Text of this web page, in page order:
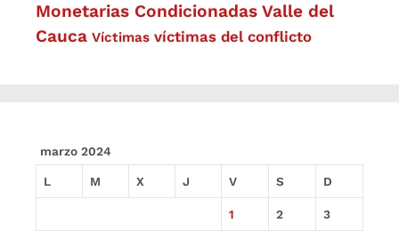
Monetarias Condicionadas Valle del
Cauca Víctimas víctimas del conflicto
marzo 2024
L M X J V S D
1 2 3